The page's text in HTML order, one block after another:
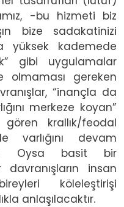
-bu hizmeti biz
bize sadakatinizi
yüksek kademede
gibi uygulamalar
olmaması gereken
“inançla da
merkeze koyan”
krallık/feodal
varlığını devam
Oysa basit bir
insan
köleleştirişi
anlaşılacaktır.